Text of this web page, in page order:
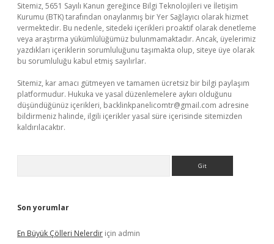
Sitemiz, 5651 Sayılı Kanun gereğince Bilgi Teknolojileri ve İletişim
Kurumu (BTK) tarafından onaylanmış bir Yer Sağlayıcı olarak hizmet
vermektedir. Bu nedenle, sitedeki içerikleri proaktif olarak denetleme
veya araştırma yükümlülüğümüz bulunmamaktadır. Ancak, üyelerimiz
yazdıkları içeriklerin sorumluluğunu taşımakta olup, siteye üye olarak
bu sorumluluğu kabul etmiş sayılırlar.
Sitemiz, kar amacı gütmeyen ve tamamen ücretsiz bir bilgi paylaşım
platformudur. Hukuka ve yasal düzenlemelere aykırı olduğunu
düşündüğünüz içerikleri, backlinkpanelicomtr@gmail.com adresine
bildirmeniz halinde, ilgili içerikler yasal süre içerisinde sitemizden
kaldırılacaktır.
Son yorumlar
En Büyük Çölleri Nelerdir için admin